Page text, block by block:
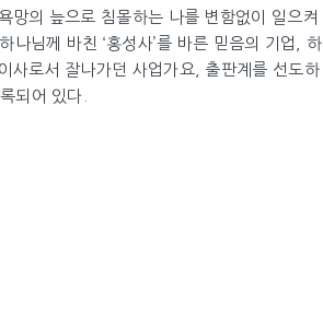
망의 늪으로 침몰하는 나를 변함없이 일으켜
나님께 바친 ‘홍성사’를 바른 믿음의 기업, 하
사로서 잘나가던 사업가요, 출판계를 선도하
되어 있다.